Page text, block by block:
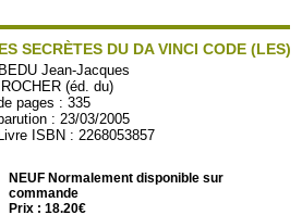
SECRÈTES DU DA VINCI CODE (LES)
BEDU Jean-Jacques
ROCHER (éd. du)
pages : 335
: 23/03/2005
ISBN : 2268053857
NEUF Normalement disponible sur
commande
Prix : 18.20€